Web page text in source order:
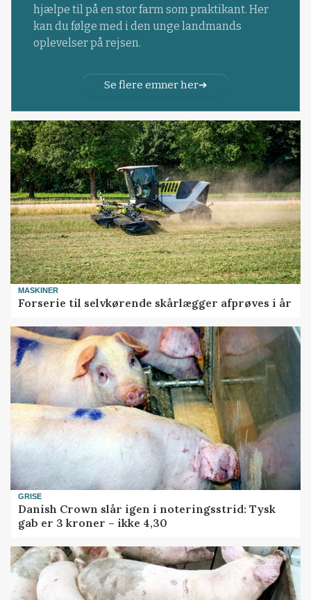
hjælpe til på en stor farm som praktikant. Her
kan du følge med i den unge landmands
oplevelser på rejsen.
Se flere emner her
MASKINER
Forserie til selvkørende skårlægger afprøves i år
GRISE
Danish Crown slår igen i noteringsstrid: Tysk
gab er 3 kroner – ikke 4,30